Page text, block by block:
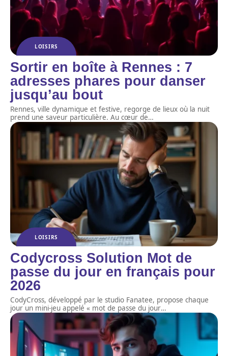
LOISIRS
Sortir en boîte à Rennes : 7
adresses phares pour danser
jusqu’au bout
Rennes, ville dynamique et festive, regorge de lieux où la nuit
prend une saveur particulière. Au cœur de…
LOISIRS
Codycross Solution Mot de
passe du jour en français pour
2026
CodyCross, développé par le studio Fanatee, propose chaque
jour un mini-jeu appelé « mot de passe du jour…